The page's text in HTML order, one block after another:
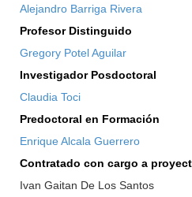
Alejandro Barriga Rivera
Profesor Distinguido
Gregory Potel Aguilar
Investigador Posdoctoral
Claudia Toci
Predoctoral en Formación
Enrique Alcala Guerrero
Contratado con cargo a
Ivan Gaitan De Los Santos